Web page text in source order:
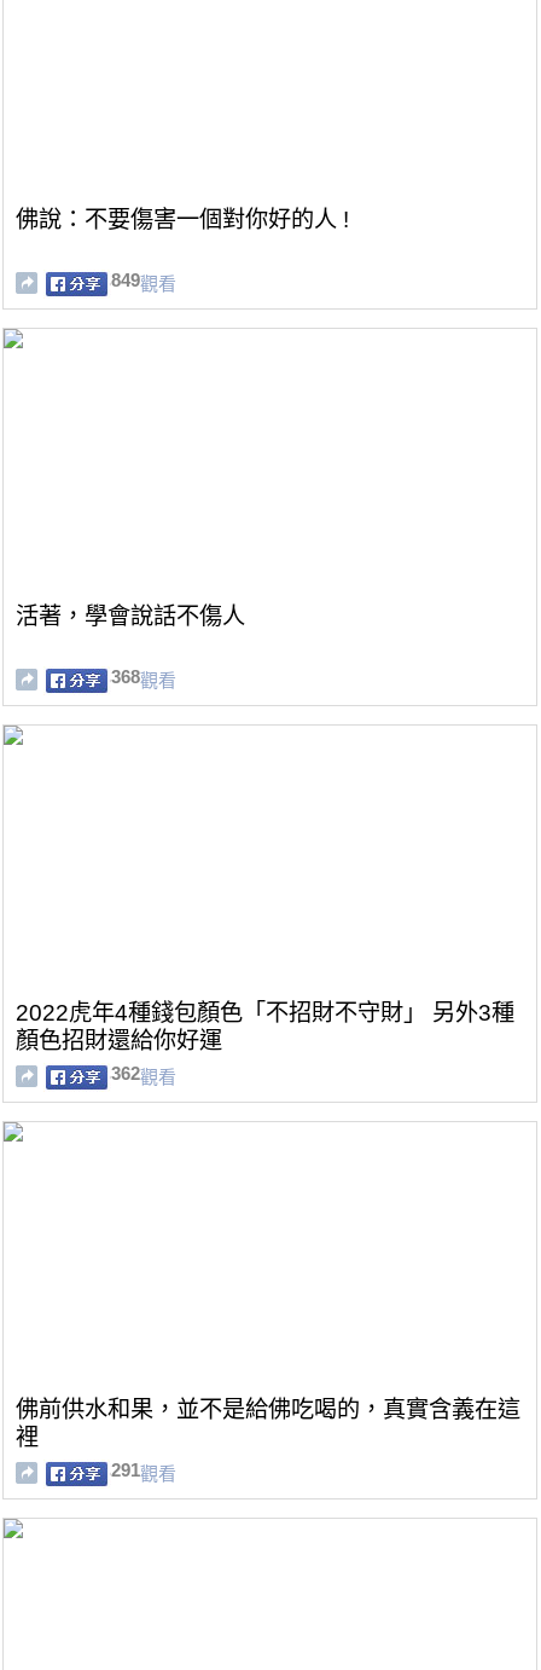
佛說：不要傷害一個對你好的人 !
849觀看
活著，學會說話不傷人
368觀看
2022虎年4種錢包顏色「不招財不守財」 另外3種
顏色招財還給你好運
362觀看
佛前供水和果，並不是給佛吃喝的，真實含義在這
裡
291觀看